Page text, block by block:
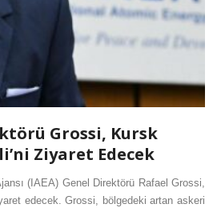
Grossi, Kursk
Ziyaret Edecek
(IAEA) Genel Direktörü Rafael Grossi,
edecek. Grossi, bölgedeki artan askeri